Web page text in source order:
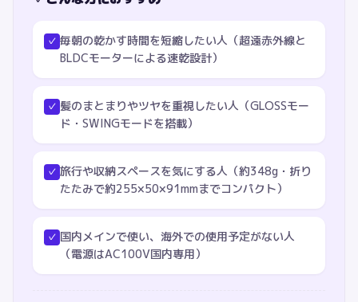
✓ 毎朝の乾かす時間を短縮したい人（超遠赤外線と
BLDCモーターによる速乾設計）
✓ 髪のまとまりやツヤを重視したい人（GLOSSモー
ド・SWINGモードを搭載）
✓ 旅行や収納スペースを気にする人（約348g・折り
たたみで約255×50×91mmまでコンパクト）
✓ 国内メインで使い、海外での使用予定がない人
（電源はAC100V国内専用）